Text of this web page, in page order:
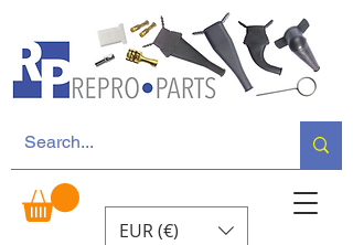
EUR (€)